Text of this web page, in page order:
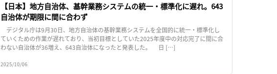
【日本】地方自治体、基幹業務システムの統一・標準化に遅れ。643
自治体が期限に間に合わず
デジタル庁は9月30日、地方自治体の基幹業務システムを全国的に統一・標準化し
ていくための作業が遅れており、当初目標としていた2025年度中の対応完了に間に合
わない自治体が36増え、643自治体になったと発表した。 日 […]
2025/10/06